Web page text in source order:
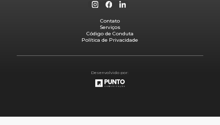
Contato
Serviços
Código de Conduta
Política de Privacidade
Desenvolvido por: